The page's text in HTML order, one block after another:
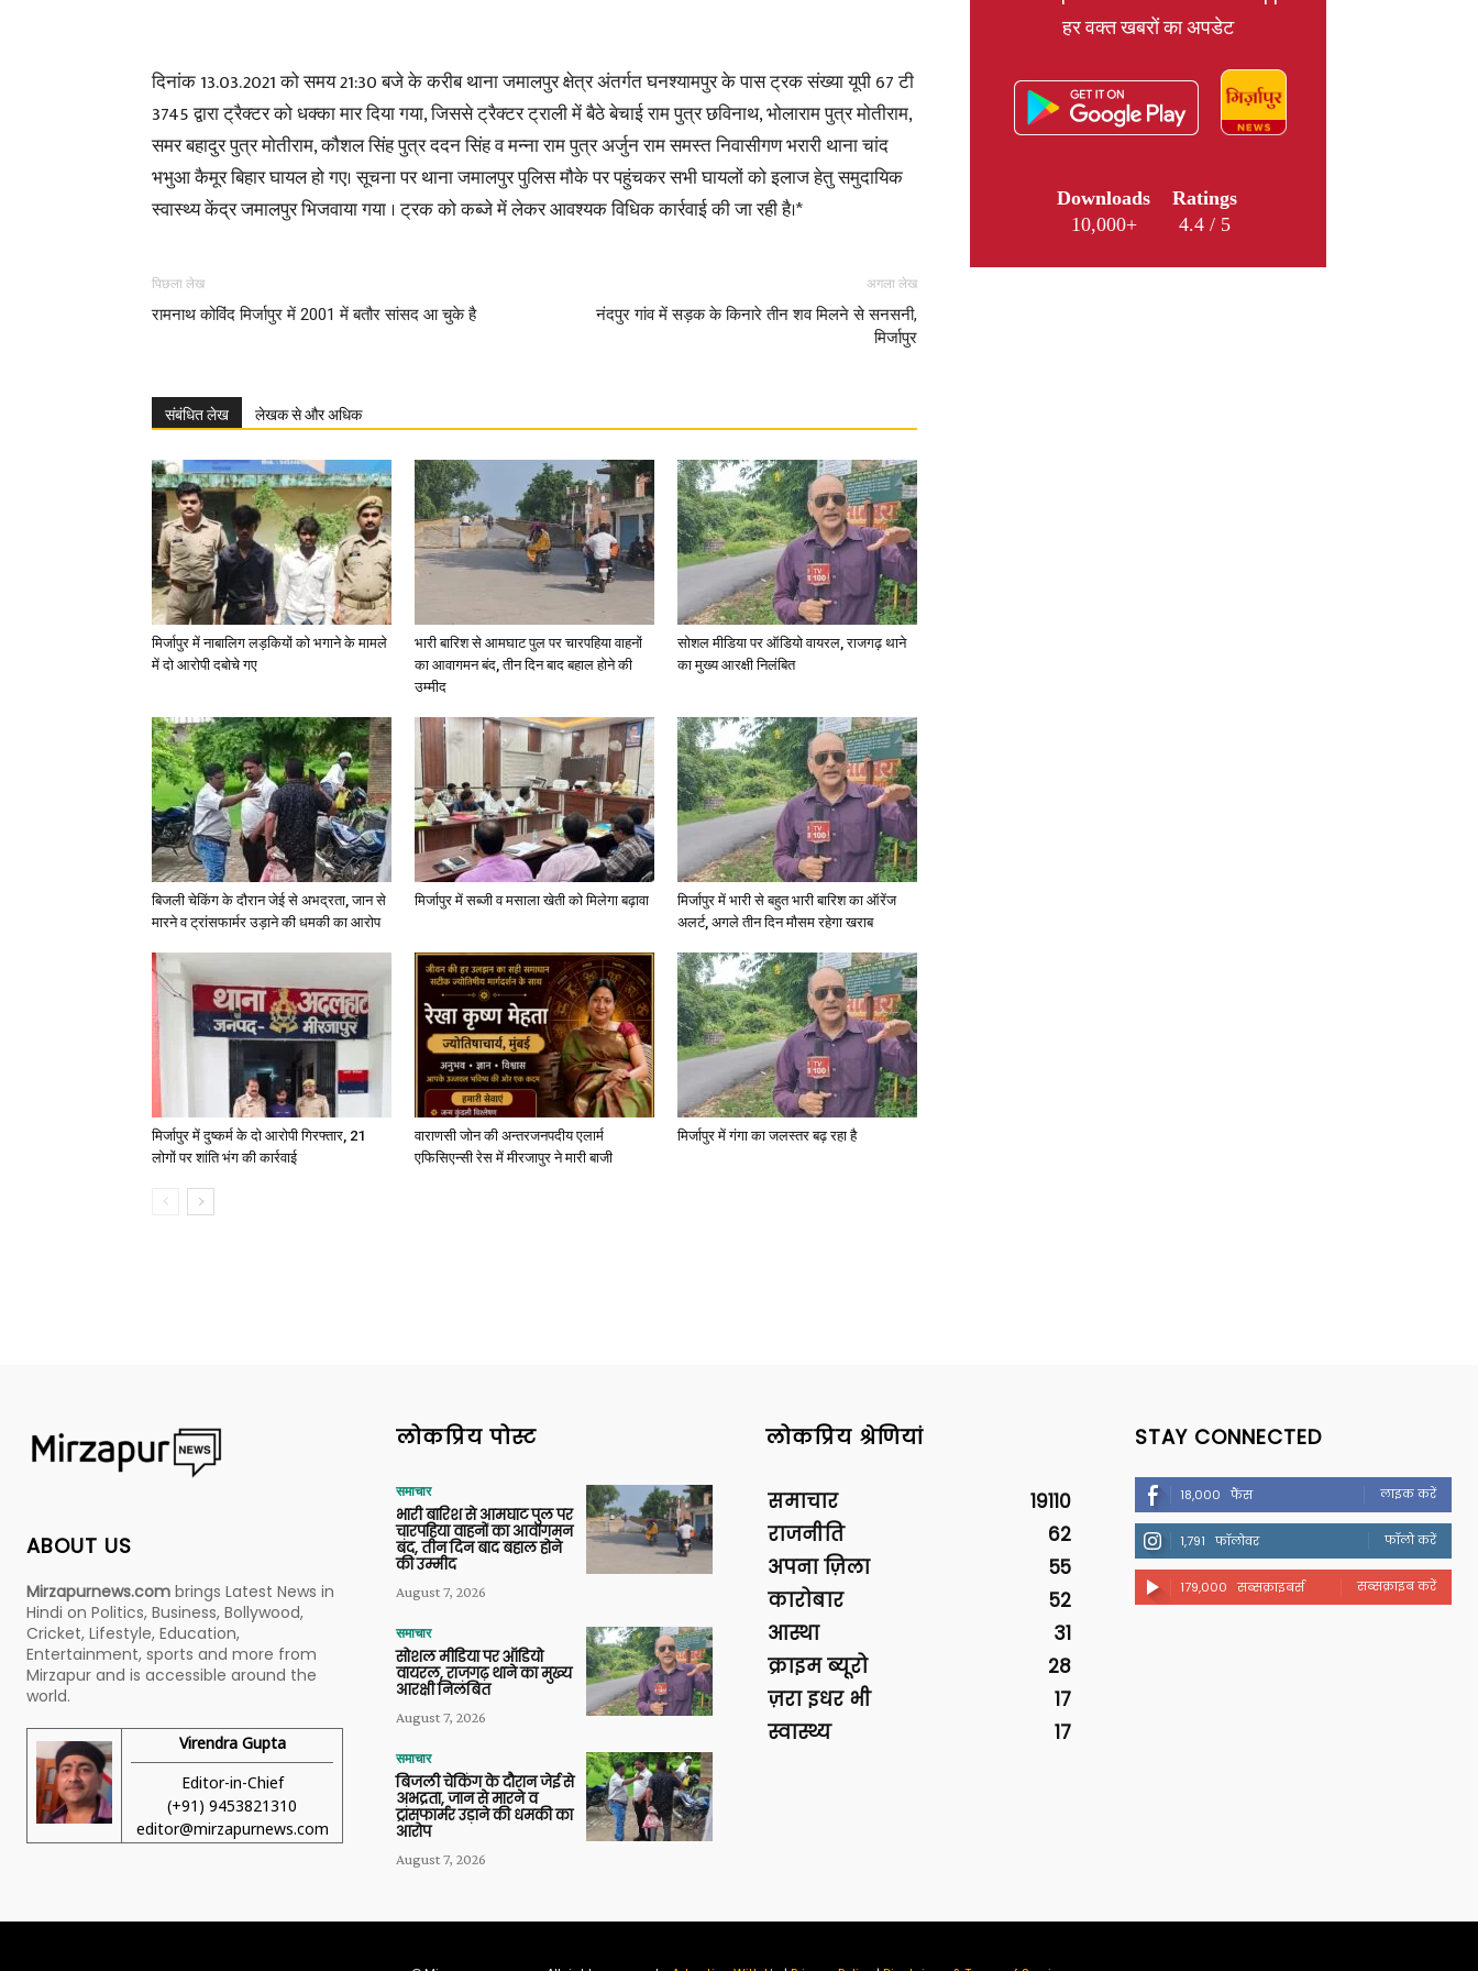
News,
in
Today
Hindi
News
दिनांक 13.03.2021 को समय 21:30 बजे के करीब थाना जमालपुर क्षेत्र अंतर्गत घनश्यामपुर के पास ट्रक संख्या यूपी 67 टी
3745 द्वारा ट्रैक्टर को धक्का मार दिया गया, जिससे ट्रैक्टर ट्राली में बैठे बेचाई राम पुत्र छविनाथ, भोलाराम पुत्र मोतीराम,
समर बहादुर पुत्र मोतीराम, कौशल सिंह पुत्र ददन सिंह व मन्ना राम पुत्र अर्जुन राम समस्त निवासीगण भरारी थाना चांद
भभुआ कैमूर बिहार घायल हो गए। सूचना पर थाना जमालपुर पुलिस मौके पर पहुंचकर सभी घायलों को इलाज हेतु समुदायिक
स्वास्थ्य केंद्र जमालपुर भिजवाया गया । ट्रक को कब्जे में लेकर आवश्यक विधिक कार्रवाई की जा रही है।*
पिछला लेख
रामनाथ कोविंद मिर्जापुर में 2001 में बतौर सांसद आ चुके है
अगला लेख
नंदपुर गांव में सड़क के किनारे तीन शव मिलने से सनसनी,
मिर्जापुर
संबंधित लेख लेखक से और अधिक
मिर्जापुर में नाबालिग लड़कियों को भगाने के मामले
में दो आरोपी दबोचे गए
भारी बारिश से आमघाट पुल पर चारपहिया वाहनों
का आवागमन बंद, तीन दिन बाद बहाल होने की
उम्मीद
सोशल मीडिया पर ऑडियो वायरल, राजगढ़ थाने
का मुख्य आरक्षी निलंबित
बिजली चेकिंग के दौरान जेई से अभद्रता, जान से
मारने व ट्रांसफार्मर उड़ाने की धमकी का आरोप
मिर्जापुर में सब्जी व मसाला खेती को मिलेगा बढ़ावा
मिर्जापुर में भारी से बहुत भारी बारिश का ऑरेंज
अलर्ट, अगले तीन दिन मौसम रहेगा खराब
मिर्जापुर में दुष्कर्म के दो आरोपी गिरफ्तार, 21
लोगों पर शांति भंग की कार्रवाई
वाराणसी जोन की अन्तरजनपदीय एलार्म
एफिसिएन्सी रेस में मीरजापुर ने मारी बाजी
मिर्जापुर में गंगा का जलस्तर बढ़ रहा है
हर वक्त खबरों का अपडेट
Downloads
10,000+
Ratings
4.4 / 5
ABOUT US
Mirzapurnews.com brings Latest News in
Hindi on Politics, Business, Bollywood,
Cricket, Lifestyle, Education,
Entertainment, sports and more from
Mirzapur and is accessible around the
world.
Virendra Gupta
Editor-in-Chief
(+91) 9453821310
editor@mirzapurnews.com
लोकप्रिय पोस्ट
समाचार
भारी बारिश से आमघाट पुल पर
चारपहिया वाहनों का आवागमन
बंद, तीन दिन बाद बहाल होने
की उम्मीद
August 7, 2026
समाचार
सोशल मीडिया पर ऑडियो
वायरल, राजगढ़ थाने का मुख्य
आरक्षी निलंबित
August 7, 2026
समाचार
बिजली चेकिंग के दौरान जेई से
अभद्रता, जान से मारने व
ट्रांसफार्मर उड़ाने की धमकी का
आरोप
August 7, 2026
लोकप्रिय श्रेणियां
समाचार
19110
राजनीति
62
अपना ज़िला
55
कारोबार
52
आस्था
31
क्राइम ब्यूरो
28
ज़रा इधर भी
17
स्वास्थ्य
17
STAY CONNECTED
18,000 फैंस लाइक करें
1,791 फॉलोवर फॉलो करें
179,000 सब्सक्राइबर्स सब्सक्राइब करें